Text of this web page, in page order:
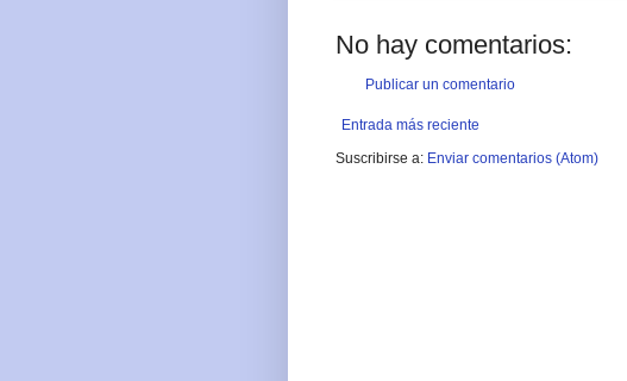
No hay comentarios:
Publicar un comentario
Entrada más reciente
Suscribirse a: Enviar comentarios (Atom)